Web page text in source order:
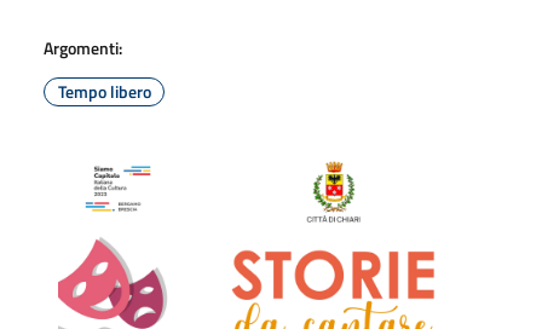
Argomenti:
Tempo libero